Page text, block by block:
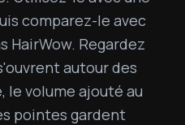
comparez-le avec
HairWow. Regardez
autour des
le volume ajouté au
pointes gardent